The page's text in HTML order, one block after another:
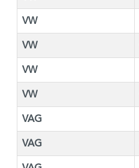
VW
VW
VW
VW
VAG
VAG